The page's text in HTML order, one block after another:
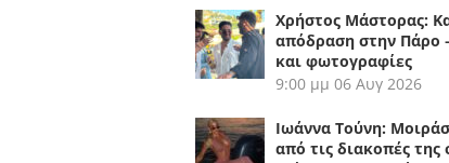
Χρήστος Μάστορας:
απόδραση στην Πάρο
και φωτογραφίες
9:00 μμ 06 Αυγ 2026
Ιωάννα Τούνη:
από τις διακοπές